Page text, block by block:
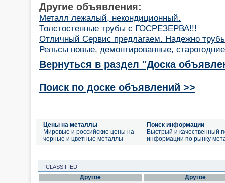
Другие объявления:
Металл лежалый, некондиционный.
Толстостенные трубы с ГОСРЕЗЕРВА!!!
Отличный Сервис предлагаем. Надежно
Рельсы новые, демонтированные, старогодние
Вернуться в раздел "Доска
Поиск по доске объявлений >>
Цены на металлы
Мировые и российские цены на
черные и цветные металлы
Поиск информации
Быстрый и качественный
информации по рынку
CLASSIFIED
Другое Другое